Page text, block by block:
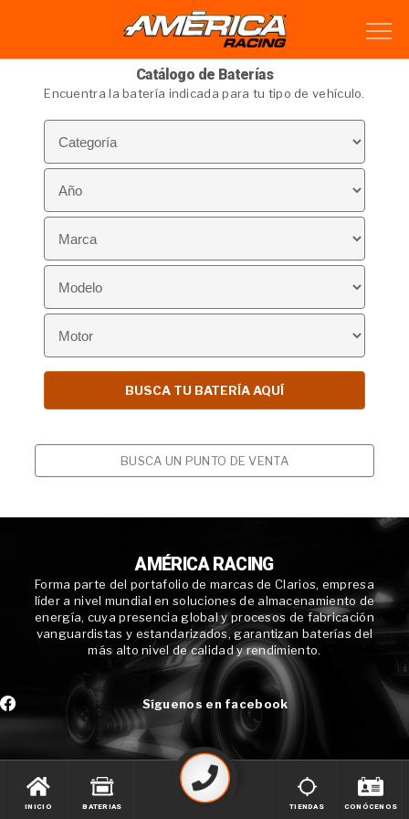
Catálogo de Baterías
Encuentra la batería indicada para tu tipo de vehículo.
BUSCA UN PUNTO DE VENTA
AMÉRICA RACING
Forma parte del portafolio de marcas de Clarios, empresa
líder a nivel mundial en soluciones de almacenamiento de
energía, cuya presencia global y procesos de fabricación
vanguardistas y estandarizados, garantizan baterías del
más alto nivel de calidad y rendimiento.
Síguenos en facebook
INICIO BATERIAS TIENDAS CONÓCENOS